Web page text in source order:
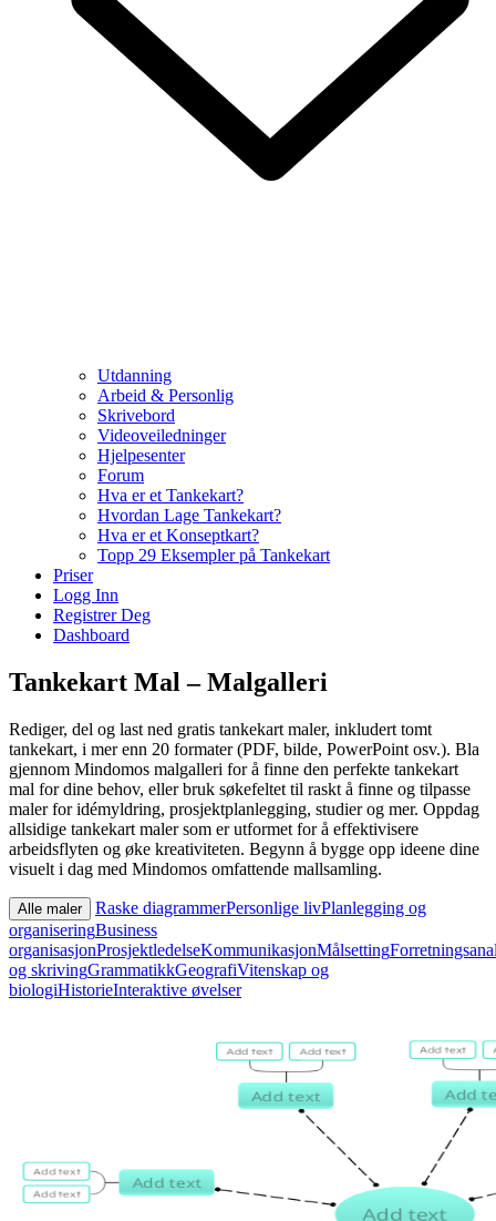
Utdanning
Arbeid & Personlig
Skrivebord
Videoveiledninger
Hjelpesenter
Forum
Hva er et Tankekart?
Hvordan Lage Tankekart?
Hva er et Konseptkart?
Topp 29 Eksempler på Tankekart
Priser
Logg Inn
Registrer Deg
Dashboard
Tankekart Mal – Malgalleri
Rediger, del og last ned gratis tankekart maler, inkludert tomt
tankekart, i mer enn 20 formater (PDF, bilde, PowerPoint osv.). Bla
gjennom Mindomos malgalleri for å finne den perfekte tankekart
mal for dine behov, eller bruk søkefeltet til raskt å finne og tilpasse
maler for idémyldring, prosjektplanlegging, studier og mer. Oppdag
allsidige tankekart maler som er utformet for å effektivisere
arbeidsflyten og øke kreativiteten. Begynn å bygge opp ideene dine
visuelt i dag med Mindomos omfattende mallsamling.
Alle maler Raske diagrammerPersonlige livPlanlegging og
organiseringBusiness
organisasjonProsjektledelseKommunikasjonMålsetting
og skrivingGrammatikkGeografiVitenskap og
biologiHistorieInteraktive øvelser